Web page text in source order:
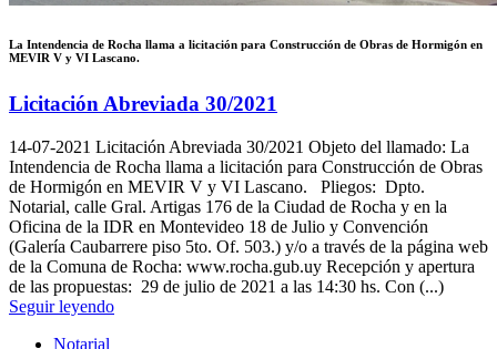
La Intendencia de Rocha llama a licitación para Construcción de Obras de Hormigón en
MEVIR V y VI Lascano.
Licitación Abreviada 30/2021
14-07-2021 Licitación Abreviada 30/2021 Objeto del llamado: La
Intendencia de Rocha llama a licitación para Construcción de Obras
de Hormigón en MEVIR V y VI Lascano. Pliegos: Dpto.
Notarial, calle Gral. Artigas 176 de la Ciudad de Rocha y en la
Oficina de la IDR en Montevideo 18 de Julio y Convención
(Galería Caubarrere piso 5to. Of. 503.) y/o a través de la página web
de la Comuna de Rocha: www.rocha.gub.uy Recepción y apertura
de las propuestas: 29 de julio de 2021 a las 14:30 hs. Con (...)
Seguir leyendo
Notarial